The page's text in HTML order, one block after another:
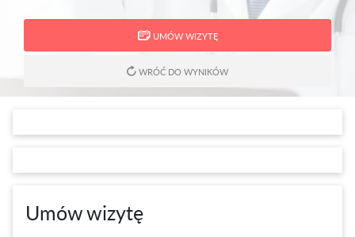
UMÓW WIZYTĘ
WRÓĆ DO WYNIKÓW
Umów wizytę